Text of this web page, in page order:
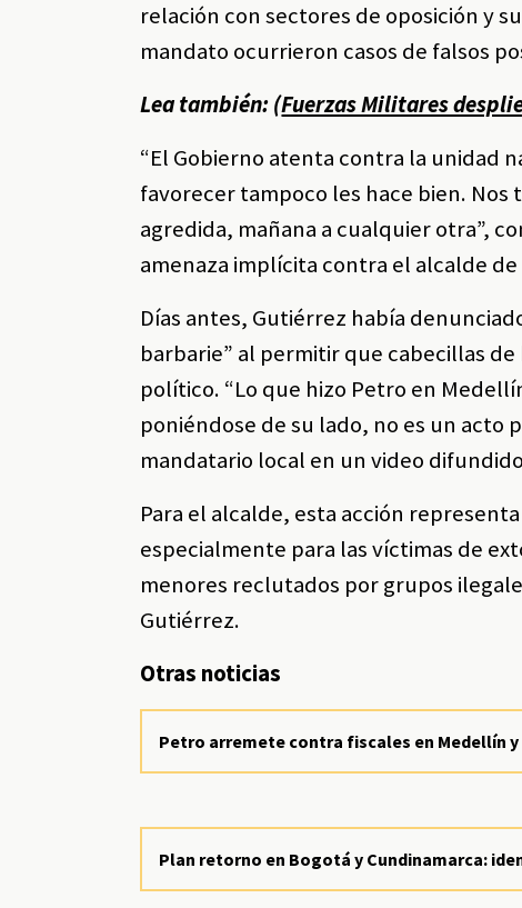
relación con sectores de oposición y
mandato ocurrieron casos de falsos
Lea también: (Fuerzas Militares
“El Gobierno atenta contra la unidad
favorecer tampoco les hace bien. Nos
agredida, mañana a cualquier otra”,
amenaza implícita contra el alcalde
Días antes, Gutiérrez había
barbarie” al permitir que cabecillas
político. “Lo que hizo Petro en
poniéndose de su lado, no es un acto
mandatario local en un video
Para el alcalde, esta acción
especialmente para las víctimas de
menores reclutados por grupos
Gutiérrez.
Otras noticias
Petro arremete contra fiscales en Medellín
Plan retorno en Bogotá y Cundinamarca: